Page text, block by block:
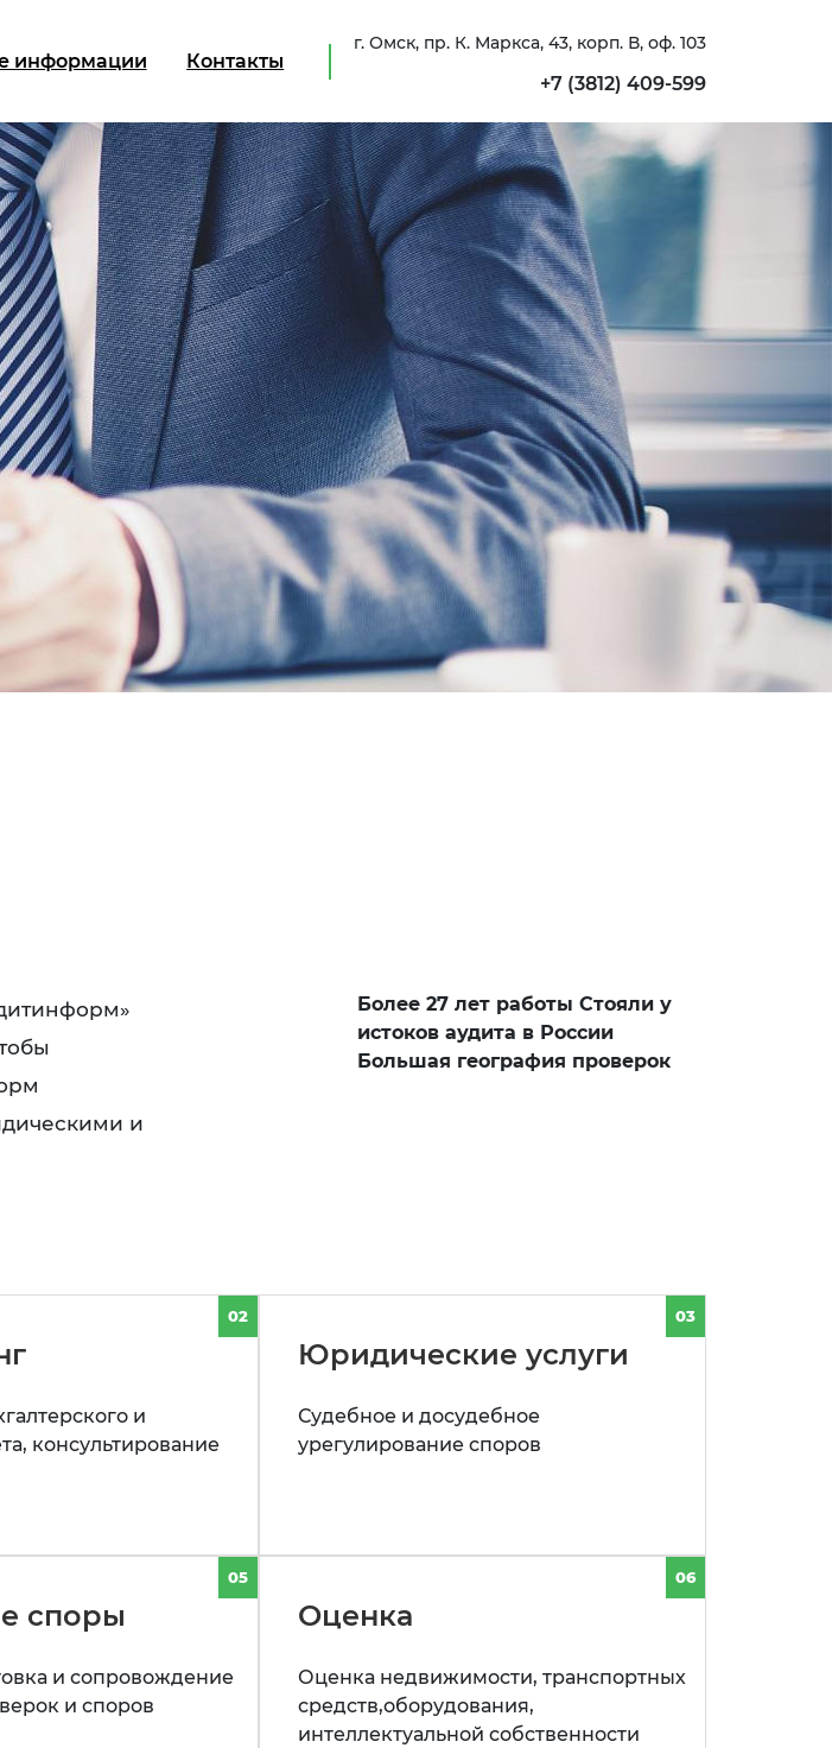
информации Контакты
г. Омск, пр. К. Маркса, 43, корп. В, оф. 103
+7 (3812) 409-599
и
Более 27 лет работы Стояли у
истоков аудита в России
Большая география проверок
02
и
консультирование
03
Юридические услуги
Судебное и досудебное
урегулирование споров
05
споры
и сопровождение
и споров
06
Оценка
Оценка недвижимости, транспортных
средств,оборудования,
интеллектуальной собственности